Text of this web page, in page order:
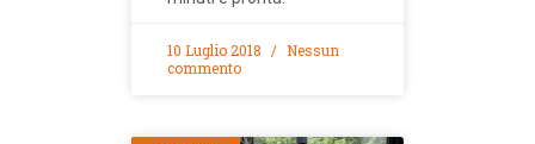
10 Luglio 2018
Nessun
commento